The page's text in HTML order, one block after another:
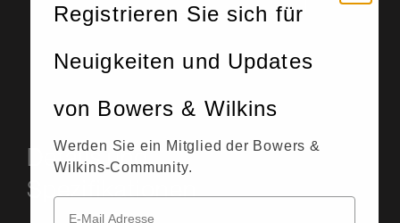
Details und
Spezifikationen
Registrieren Sie sich für
Neuigkeiten und Updates
von Bowers & Wilkins
Werden Sie ein Mitglied der Bowers &
Wilkins-Community.